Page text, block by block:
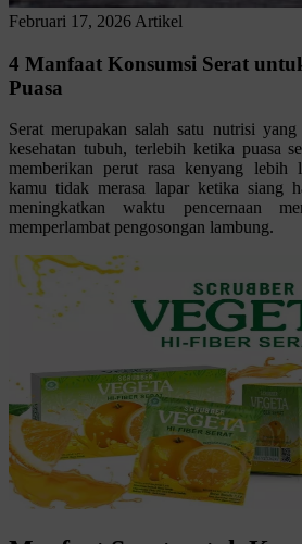
Februari 17, 2026 Artikel
4 Manfaat Konsumsi Serat
Puasa
Serat merupakan salah satu nutrisi
kesehatan tubuh, terlebih ketika puasa
memberikan perut rasa kenyang lebih
kamu tidak merasa lapar ketika siang
meningkatkan waktu pencernaan
memperlambat pengosongan lambung.